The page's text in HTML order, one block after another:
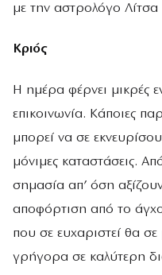
με την αστρολόγο Λίτσα
Κριός
Η ημέρα φέρνει μικρές
επικοινωνία. Κάποιες
μπορεί να σε
μόνιμες καταστάσεις.
σημασία απ’ όση
αποφόρτιση από το
που σε ευχαριστεί θα
γρήγορα σε καλύτερη